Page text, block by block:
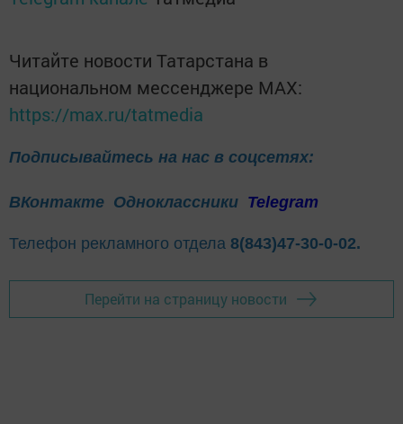
Читайте новости Татарстана в
национальном мессенджере MАХ:
https://max.ru/tatmedia
Подписывайтесь на нас в соцсетях:
ВКонтакте Одноклассники Telegram
Телефон рекламного отдела 8(843)47-30-0-02.
Перейти на страницу новости